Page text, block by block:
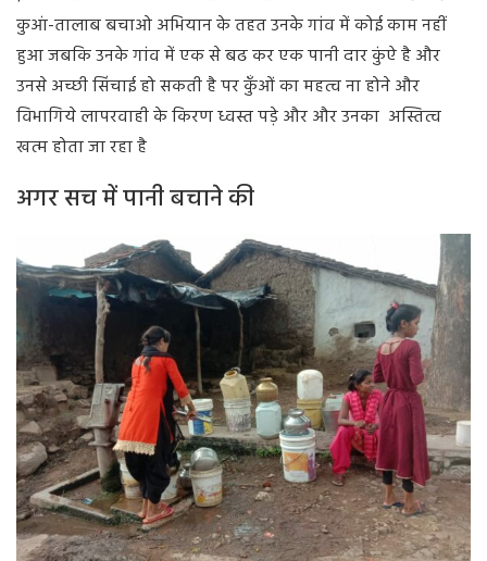
कुआं-तालाब बचाओ अभियान के तहत उनके गांव में कोई काम नहीं
हुआ जबकि उनके गांव में एक से बढ कर एक पानी दार कुंऐ है और
उनसे अच्छी सिंचाई हो सकती है पर कुँओं का महत्व ना होने और
विभागिये लापरवाही के किरण ध्वस्त पड़े और और उनका अस्तित्व
खत्म होता जा रहा है
अगर सच में पानी बचाने की